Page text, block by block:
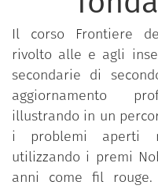
Il corso Frontiere
rivolto alle e agli
secondarie di
aggiornamento
illustrando in un
i problemi aperti
utilizzando i premi
anni come fil rouge.